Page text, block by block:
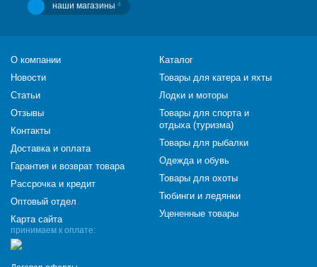
наши магазины 4
принимаем к оплате:
О компании
Новости
Статьи
Отзывы
Контакты
Доставка и оплата
Гарантия и возврат товара
Рассрочка и кредит
Оптовый отдел
Карта сайта
Каталог
Товары для катера и яхты
Лодки и моторы
Товары для спорта и
отдыха (туризма)
Товары для рыбалки
Одежда и обувь
Товары для охоты
Тюбинги и ледянки
Уцененные товары